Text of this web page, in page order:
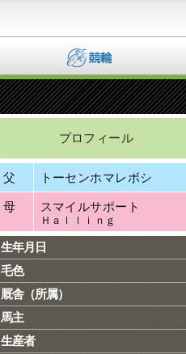
プロフィール
父 トーセンホマレボシ
母 スマイルサポート
Ｈａｌｌｉｎｇ
生年月日
毛色
厩舎（所属）
馬主
生産者